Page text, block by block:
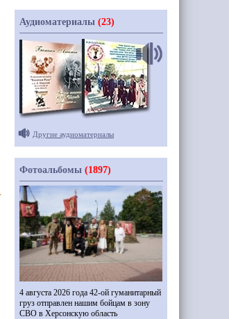
Аудиоматериалы (23)
Другие аудиоматериалы
Фотоальбомы (1897)
4 августа 2026 года 42-ой гуманитарный
груз отправлен нашим бойцам в зону
СВО в Херсонскую область